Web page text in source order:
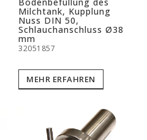
Milchtank, Kupplung
Nuss DIN 50,
Schlauchanschluss Ø38
mm
32051857
MEHR ERFAHREN